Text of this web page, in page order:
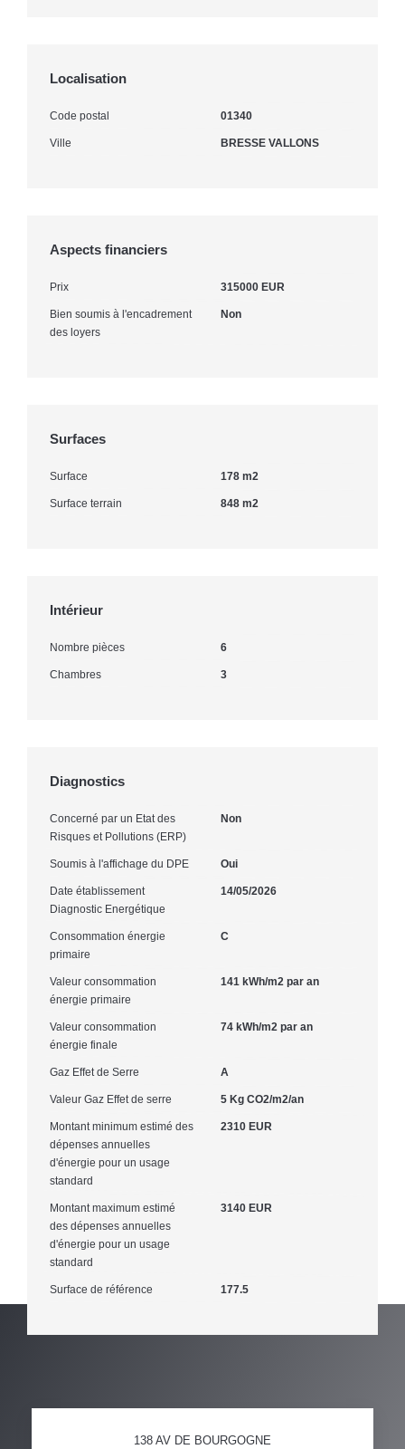
Localisation
Code postal 01340
Ville BRESSE VALLONS
Aspects financiers
Prix 315000 EUR
Bien soumis à l'encadrement
des loyers
Non
Surfaces
Surface 178 m2
Surface terrain 848 m2
Intérieur
Nombre pièces 6
Chambres 3
Diagnostics
Concerné par un Etat des
Risques et Pollutions (ERP)
Non
Soumis à l'affichage du DPE Oui
Date établissement
Diagnostic Energétique
14/05/2026
Consommation énergie
primaire
C
Valeur consommation
énergie primaire
141 kWh/m2 par an
Valeur consommation
énergie finale
74 kWh/m2 par an
Gaz Effet de Serre A
Valeur Gaz Effet de serre 5 Kg CO2/m2/an
Montant minimum estimé des
dépenses annuelles
d'énergie pour un usage
standard
2310 EUR
Montant maximum estimé
des dépenses annuelles
d'énergie pour un usage
standard
3140 EUR
Surface de référence 177.5
138 AV DE BOURGOGNE